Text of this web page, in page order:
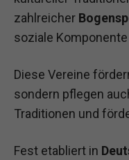
zahlreicher
soziale
Diese Vereine
sondern pflegen
Traditionen und
Fest etabliert in